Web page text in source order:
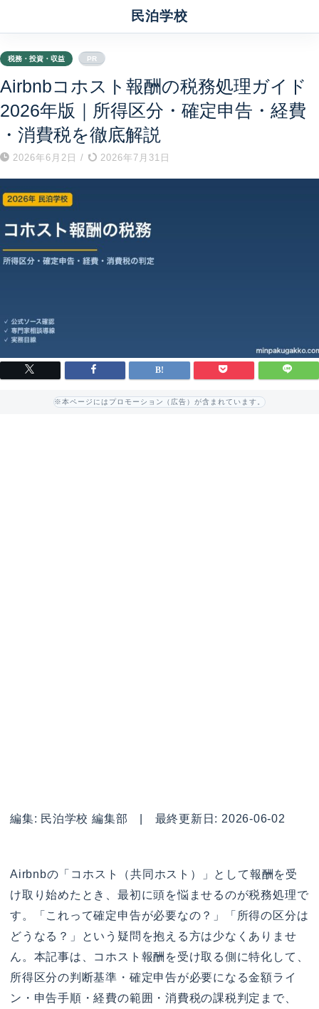
民泊学校
税務・投資・収益 PR
Airbnbコホスト報酬の税務処理ガイド
2026年版｜所得区分・確定申告・経費
・消費税を徹底解説
2026年6月2日 / 2026年7月31日
※本ページにはプロモーション（広告）が含まれています。
編集: 民泊学校 編集部 | 最終更新日: 2026-06-02
Airbnbの「コホスト（共同ホスト）」として報酬を受
け取り始めたとき、最初に頭を悩ませるのが税務処理で
す。「これって確定申告が必要なの？」「所得の区分は
どうなる？」という疑問を抱える方は少なくありませ
ん。本記事は、コホスト報酬を受け取る側に特化して、
所得区分の判断基準・確定申告が必要になる金額ライ
ン・申告手順・経費の範囲・消費税の課税判定まで、